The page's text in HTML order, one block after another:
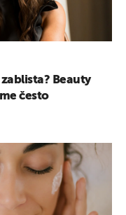
Beauty
često